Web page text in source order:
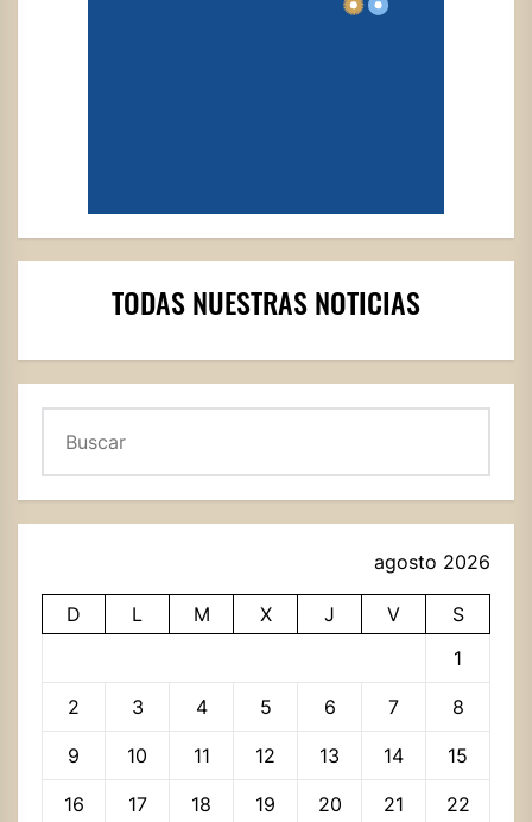
TODAS NUESTRAS NOTICIAS
agosto 2026
D L M X J V
S
1
2 3 4 5 6 7 8
9 10 11 12 13 14 15
16 17 18 19 20 21 22